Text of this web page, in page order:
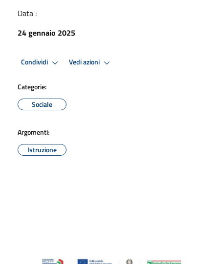
Data :
24 gennaio 2025
Condividi Vedi azioni
Categorie:
Sociale
Argomenti:
Istruzione